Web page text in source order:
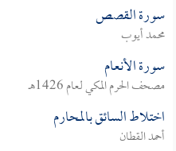
سورة القصص
محمد أيوب
سورة الأنعام
مصحف الحرم المكي لعام 1426هـ
اختلاط السائق بالمحارم
أحمد القطان